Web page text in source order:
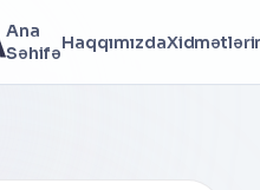
Ana
Səhifə
Haqqımızda